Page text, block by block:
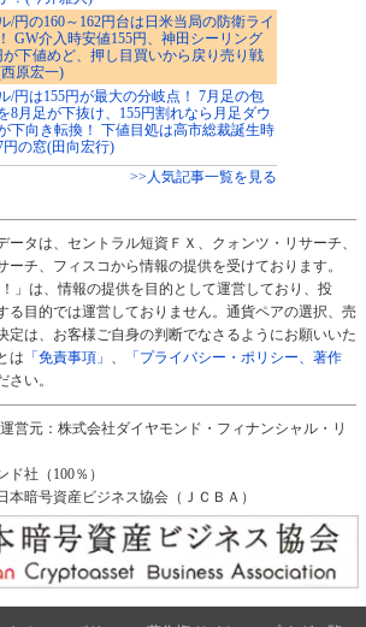
/円の160～162円台は日米当局の防衛ライ
GW介入時安値155円、神田シーリング
が下値めど、押し目買いから戻り売り戦
原宏一)
/円は155円が最大の分岐点！ 7月足の包
8月足が下抜け、155円割れなら月足ダウ
下向き転換！ 下値目処は高市総裁誕生時
円の窓(田向宏行)
>>人気記事一覧を見る
ータは、セントラル短資ＦＸ、クォンツ・リサーチ、
ーチ、フィスコから情報の提供を受けております。
」は、情報の提供を目的として運営しており、投
る目的では運営しておりません。通貨ペアの選択、売
定は、お客様ご自身の判断でなさるようにお願いいた
は 「免責事項」 、
「プライバシー・ポリシー、著作
い。
営元：株式会社ダイヤモンド・フィナンシャル・リ
社（100％）
暗号資産ビジネス協会（ＪＣＢＡ）